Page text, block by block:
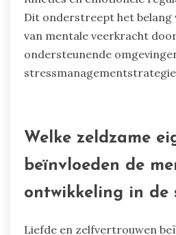
Chronische stress
het zelfvertrouwen te
mentale veerkracht te
leiden tot angst, depressie
Dit onderstreept het belang
van mentale veerkracht door